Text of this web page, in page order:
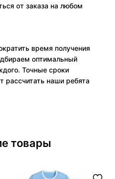
от заказа на любом
время получения
оптимальный
Точные сроки
рассчитать наши ребята
товары